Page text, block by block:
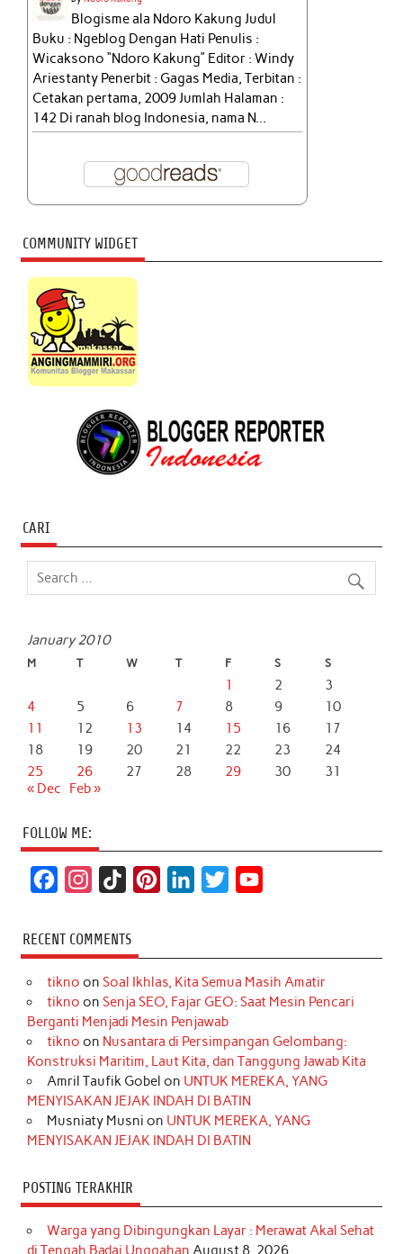
Blogisme ala Ndoro Kakung Judul
Buku : Ngeblog Dengan Hati Penulis :
Wicaksono “Ndoro Kakung” Editor : Windy
Ariestanty Penerbit : Gagas Media, Terbitan :
Cetakan pertama, 2009 Jumlah Halaman :
142 Di ranah blog Indonesia, nama N...
COMMUNITY WIDGET
CARI
January 2010
M T W T F S S
1 2
3
4
5 6 7 8 9
10
11
12 13 14 15 16
17
18
19 20 21 22 23
24
25
26 27 28 29 30
31
« Dec
Feb »
FOLLOW ME:
c
e
b
o
k
s
t
a
r
a
m
k
T
o
k
t
e
r
e
s
t
k
e
d
I
n
t
t
r
T
u
e
RECENT COMMENTS
tikno on Soal Ikhlas, Kita Semua Masih Amatir
tikno on Senja SEO, Fajar GEO: Saat Mesin Pencari
Berganti Menjadi Mesin Penjawab
tikno on Nusantara di Persimpangan Gelombang:
Konstruksi Maritim, Laut Kita, dan Tanggung Jawab Kita
Amril Taufik Gobel on UNTUK MEREKA, YANG
MENYISAKAN JEJAK INDAH DI BATIN
Musniaty Musni on UNTUK MEREKA, YANG
MENYISAKAN JEJAK INDAH DI BATIN
POSTING TERAKHIR
Warga yang Dibingungkan Layar : Merawat Akal Sehat
di Tengah Badai Unggahan August 8, 2026